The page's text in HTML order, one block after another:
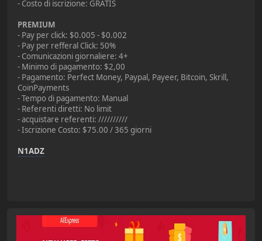
- Costo di iscrizione: GRATIS
PREMIUM
- Pay per click: $0.005 - $0.002
- Pay per refferal Click: 50%
- Comunicazioni giornaliere: 4+
- Minimo di pagamento: $2,00
- Pagamento: Perfect Money, Paypal, Payeer, Bitcoin, Skrill,
CoinPayments
- Tempo di pagamento: Manual
- Referenti diretti: No limit
- acquistare referenti: //////////
- Iscrizione Costo: $75.00 / 365 giorni
N1ADZ